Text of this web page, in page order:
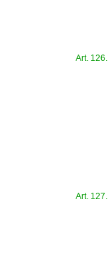
Art. 126.
Art. 127.